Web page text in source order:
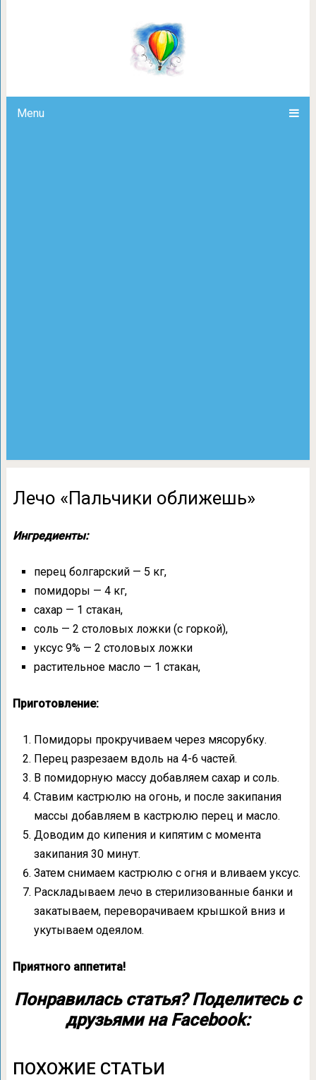
Menu
Лечо «Пальчики оближешь»
Ингредиенты:
перец болгарский — 5 кг,
помидоры — 4 кг,
сахар — 1 стакан,
соль — 2 столовых ложки (с горкой),
уксус 9% — 2 столовых ложки
растительное масло — 1 стакан,
Приготовление:
Помидоры прокручиваем через мясорубку.
Перец разрезаем вдоль на 4-6 частей.
В помидорную массу добавляем сахар и соль.
Ставим кастрюлю на огонь, и после закипания
массы добавляем в кастрюлю перец и масло.
Доводим до кипения и кипятим с момента
закипания 30 минут.
Затем снимаем кастрюлю с огня и вливаем уксус.
Раскладываем лечо в стерилизованные банки и
закатываем, переворачиваем крышкой вниз и
укутываем одеялом.
Приятного аппетита!
Понравилась статья? Поделитесь с
друзьями на Facebook:
ПОХОЖИЕ СТАТЬИ